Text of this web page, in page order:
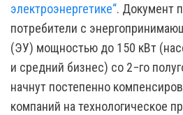
электроэнергетике“. Документ
потребители с
(ЭУ) мощностью до 150 кВт
и средний бизнес) со 2−го
начнут постепенно
компаний на технологическое